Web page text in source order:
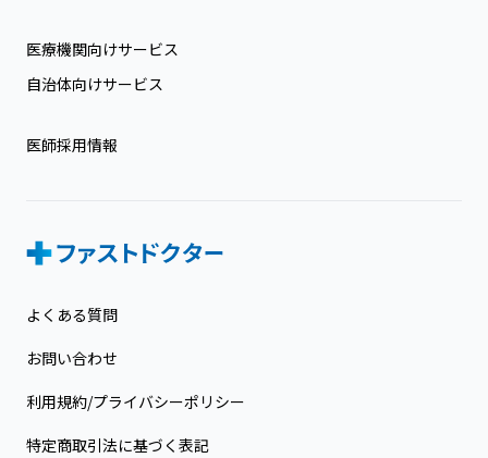
医療機関向けサービス
自治体向けサービス
医師採用情報
よくある質問
お問い合わせ
利用規約/プライバシーポリシー
特定商取引法に基づく表記